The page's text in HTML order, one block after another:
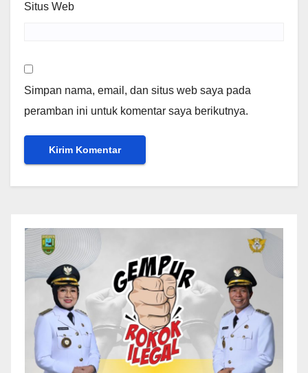
Situs Web
Simpan nama, email, dan situs web saya pada
peramban ini untuk komentar saya berikutnya.